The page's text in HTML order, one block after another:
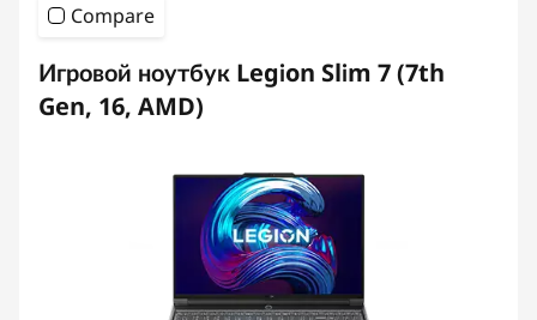
Compare
Игровой ноутбук Legion Slim 7 (7th
Gen, 16, AMD)